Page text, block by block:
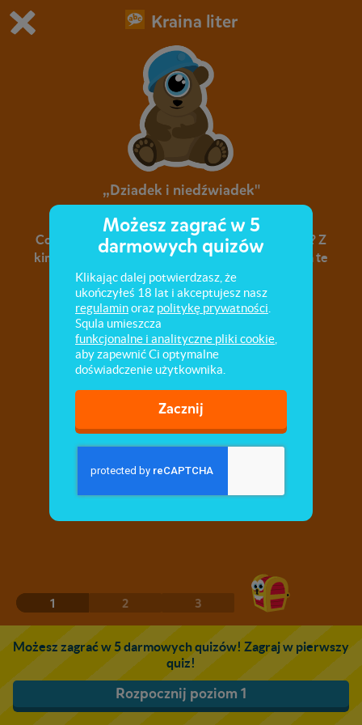
Grasz w wersję demonstracyjną Squli
Kup teraz!
1
Kraina liter
„Dziadek i niedźwiadek"
Co bardziej lubił niedźwiadek: kąpać się czy jeść? Z
kim zaprzyjaźnił się miś w obozie? Odpowiedz na te
i inne pytania!
1 2 3
Możesz zagrać w 5 darmowych quizów! Zagraj w pierwszy
quiz!
Rozpocznij poziom 1
Możesz zagrać w 5
darmowych quizów
Klikając dalej potwierdzasz, że
ukończyłeś 18 lat i akceptujesz nasz
regulaminoraz politykę prywatności
Squla umieszcza
funkcjonalne i analityczne pliki cookie
aby zapewnić Ci optymalne
doświadczenie użytkownika.
Zacznij